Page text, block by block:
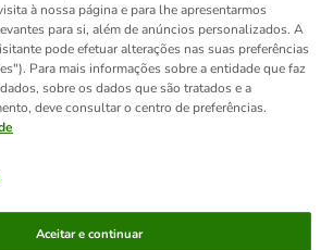
à nossa página e para lhe apresentarmos
para si, além de anúncios personalizados. A
pode efetuar alterações nas suas preferências
Para mais informações sobre a entidade que faz
sobre os dados que são tratados e a
deve consultar o centro de preferências.
Aceitar e continuar